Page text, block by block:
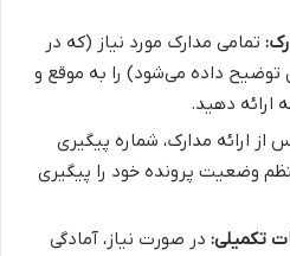
تمامی مدارک مورد نیاز (که در
داده می‌شود) را به موقع و
دهید.
از ارائه مدارک، شماره پیگیری
وضعیت پرونده خود را پیگیری
تکمیلی: در صورت نیاز، آمادگی